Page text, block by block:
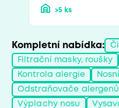
>5 ks
Kompletní nabídka:
Filtrační masky, roušky
Kontrola alergie
Odstraňovače alergenů
Výplachy nosu